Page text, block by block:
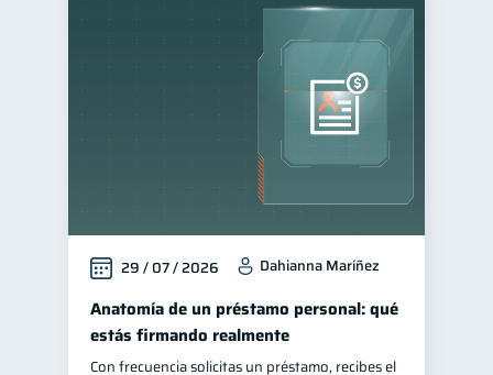
Educación Financiera
Mipymes 1
Información financiera 1
inversiones 1
Salud mental 1 ahorro 1
Retiro 1 Doble sueldo
29 / 07 / 2026 Dahianna Maríñez
Anatomía de un préstamo personal: qué
estás firmando realmente
Con frecuencia solicitas un préstamo, recibes el